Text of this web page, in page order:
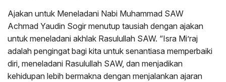
Ajakan untuk Meneladani Nabi Muhammad SAW
Achmad Yaudin Sogir menutup tausiah dengan ajakan
untuk meneladani akhlak Rasulullah SAW. “Isra Mi’raj
adalah pengingat bagi kita untuk senantiasa memperbaiki
diri, meneladani Rasulullah SAW, dan menjadikan
kehidupan lebih bermakna dengan menjalankan ajaran